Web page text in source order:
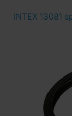
INTEX 13081